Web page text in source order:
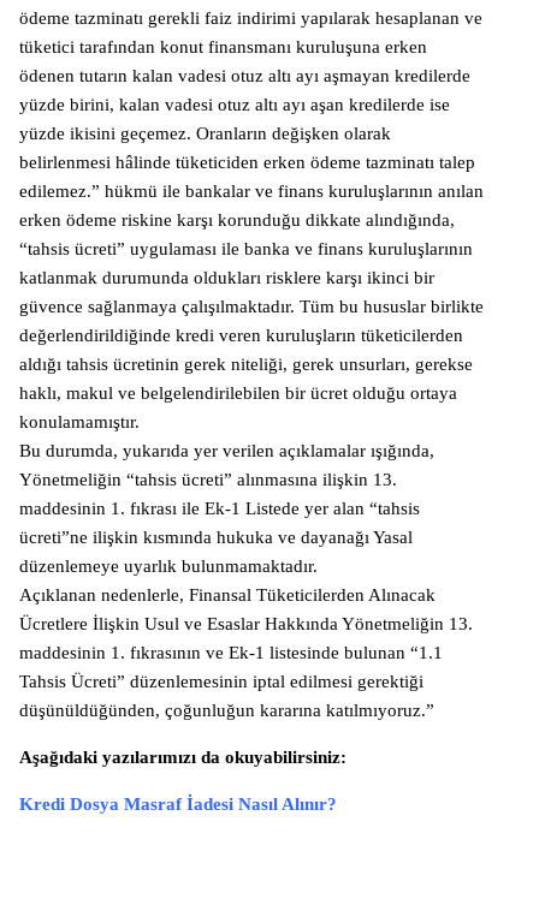
ödeme tazminatı gerekli faiz indirimi yapılarak hesaplanan ve
tüketici tarafından konut finansmanı kuruluşuna erken
ödenen tutarın kalan vadesi otuz altı ayı aşmayan kredilerde
yüzde birini, kalan vadesi otuz altı ayı aşan kredilerde ise
yüzde ikisini geçemez. Oranların değişken olarak
belirlenmesi hâlinde tüketiciden erken ödeme tazminatı talep
edilemez.” hükmü ile bankalar ve finans kuruluşlarının anılan
erken ödeme riskine karşı korunduğu dikkate alındığında,
“tahsis ücreti” uygulaması ile banka ve finans kuruluşlarının
katlanmak durumunda oldukları risklere karşı ikinci bir
güvence sağlanmaya çalışılmaktadır. Tüm bu hususlar birlikte
değerlendirildiğinde kredi veren kuruluşların tüketicilerden
aldığı tahsis ücretinin gerek niteliği, gerek unsurları, gerekse
haklı, makul ve belgelendirilebilen bir ücret olduğu ortaya
konulamamıştır.
Bu durumda, yukarıda yer verilen açıklamalar ışığında,
Yönetmeliğin “tahsis ücreti” alınmasına ilişkin 13.
maddesinin 1. fıkrası ile Ek-1 Listede yer alan “tahsis
ücreti”ne ilişkin kısmında hukuka ve dayanağı Yasal
düzenlemeye uyarlık bulunmamaktadır.
Açıklanan nedenlerle, Finansal Tüketicilerden Alınacak
Ücretlere İlişkin Usul ve Esaslar Hakkında Yönetmeliğin 13.
maddesinin 1. fıkrasının ve Ek-1 listesinde bulunan “1.1
Tahsis Ücreti” düzenlemesinin iptal edilmesi gerektiği
düşünüldüğünden, çoğunluğun kararına katılmıyoruz.”
Aşağıdaki yazılarımızı da okuyabilirsiniz:
Kredi Dosya Masraf İadesi Nasıl Alınır?